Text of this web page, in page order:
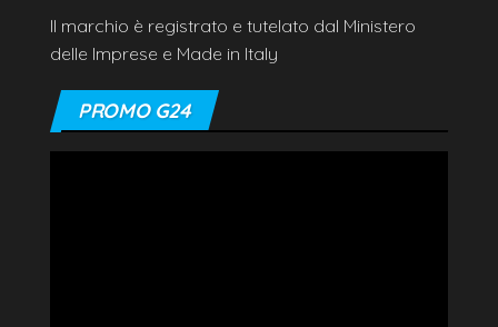
Il marchio è registrato e tutelato dal Ministero
delle Imprese e Made in Italy
PROMO G24